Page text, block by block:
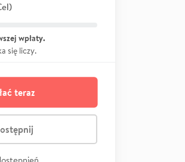
wpłaty.
się liczy.
teraz